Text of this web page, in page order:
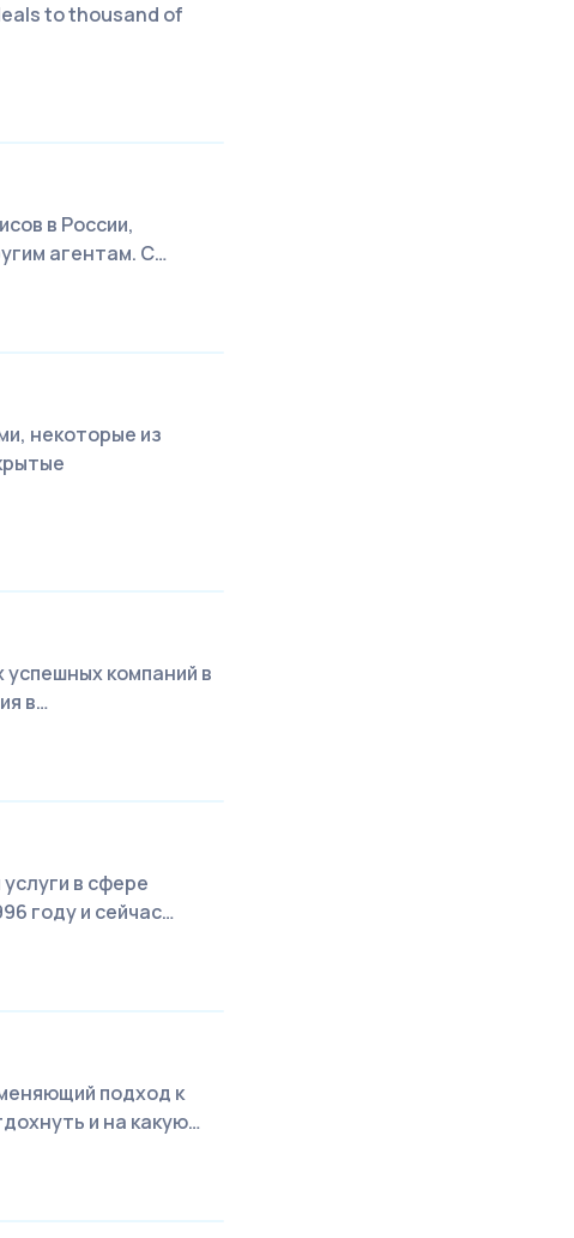
to thousand of
в России,
агентам. С…
некоторые из
успешных компаний в
в…
в сфере
году и сейчас…
подход к
и на какую…